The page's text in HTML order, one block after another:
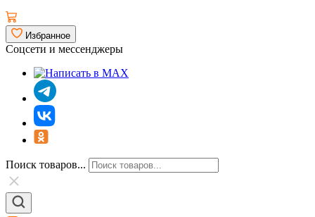
Избранное
Соцсети и мессенджеры
Поиск товаров...